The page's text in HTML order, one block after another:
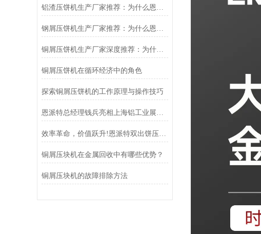
铝渣压饼机生产厂家推荐：为什么恩派特是值得信赖的选择？
钢屑压饼机生产厂家推荐：为什么恩派特是您值得信赖的选择？
铜屑压饼机生产厂家深度推荐：为什么恩派特成为市场的“压饼专家”？
铜屑压饼机在循环经济中的角色
探索铜屑压饼机的工作原理与操作技巧
恩派特总经理钱兵亮相上海铝工业展：为铝回收行业贡献“恩派特方案”
效率革命，价值跃升!恩派特双出饼压饼机全新升级，重塑金属回收
铜屑压块机在金属回收中有哪些优势？
铜屑压块机的故障排除方法